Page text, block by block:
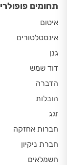
תחומים
איטום
אינסטלטורים
גנן
דוד שמש
הדברה
הובלות
זגג
חברות אחזקה
חברת ניקיון
חשמלאים